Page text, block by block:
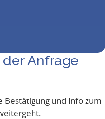
Anfra­ge
und Info zum